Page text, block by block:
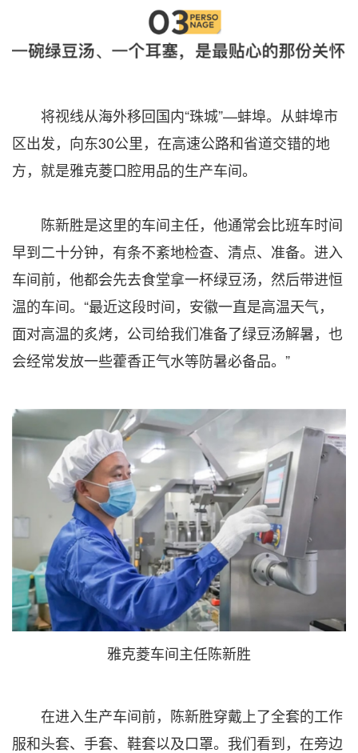
将视线从海外移回国内“珠城”—蚌埠。从蚌埠市
区出发，向东30公里，在高速公路和省道交错的地
方，就是雅克菱口腔用品的生产车间。
陈新胜是这里的车间主任，他通常会比班车时间
早到二十分钟，有条不紊地检查、清点、准备。进入
车间前，他都会先去食堂拿一杯绿豆汤，然后带进恒
温的车间。“最近这段时间，安徽一直是高温天气，
面对高温的炙烤，公司给我们准备了绿豆汤解暑，也
会经常发放一些藿香正气水等防暑必备品。”
雅克菱车间主任陈新胜
在进入生产车间前，陈新胜穿戴上了全套的工作
服和头套、手套、鞋套以及口罩。我们看到，在旁边